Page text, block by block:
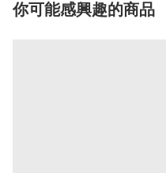
你可能感興趣的商品